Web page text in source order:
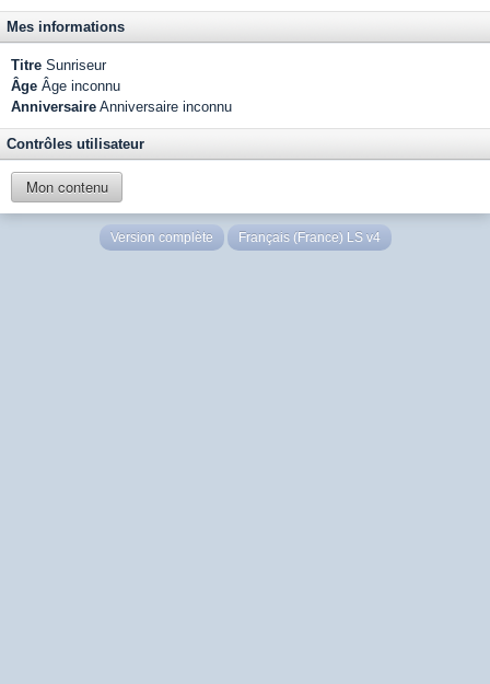
Mes informations
Titre Sunriseur
Âge Âge inconnu
Anniversaire Anniversaire inconnu
Contrôles utilisateur
Mon contenu
Version complète Français (France) LS v4